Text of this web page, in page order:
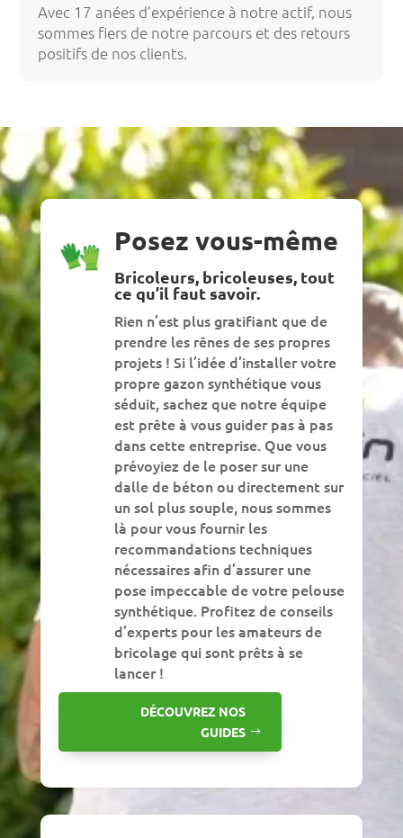
Avec 17 anées d’expérience à notre actif, nous
sommes fiers de notre parcours et des retours
positifs de nos clients.
Posez vous-même
Bricoleurs, bricoleuses, tout
ce qu’il faut savoir.
Rien n’est plus gratifiant que de
prendre les rênes de ses propres
projets ! Si l’idée d’installer votre
propre gazon synthétique vous
séduit, sachez que notre équipe
est prête à vous guider pas à pas
dans cette entreprise. Que vous
prévoyiez de le poser sur une
dalle de béton ou directement sur
un sol plus souple, nous sommes
là pour vous fournir les
recommandations techniques
nécessaires afin d’assurer une
pose impeccable de votre pelouse
synthétique. Profitez de conseils
d’experts pour les amateurs de
bricolage qui sont prêts à se
lancer !
DÉCOUVREZ NOS
GUIDES